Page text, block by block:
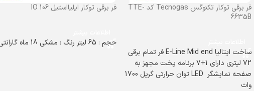
فر برقی توکار تکنوگس Tecnogas کد TTE-
6635B
ساخت ایتالیا E-Line Mid end فر تمام برقی
72 لیتری دارای 1+7 برنامه پخت مجهز به
صفحه نمایشگر LED توان حرارتی گریل 1700
وات
فر برقی توکار ایلیااستیل IO 106
حجم : 65 لیتر رنگ : مشکی 18 ماه گارانتی